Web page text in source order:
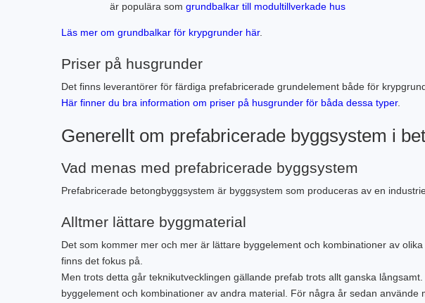
är populära som grundbalkar till modultillverkade hus
Läs mer om grundbalkar för krypgrunder här.
Priser på husgrunder
Det finns leverantörer för färdiga prefabricerade grundelement både för
Här finner du bra information om priser på husgrunder för båda dessa typer.
Generellt om prefabricerade byggsystem i
Vad menas med prefabricerade byggsystem
Prefabricerade betongbyggsystem är byggsystem som produceras av en
Alltmer lättare byggmaterial
Det som kommer mer och mer är lättare byggelement och kombinationer av
finns det fokus på.
Men trots detta går teknikutvecklingen gällande prefab trots allt ganska
byggelement och kombinationer av andra material. För några år sedan använde